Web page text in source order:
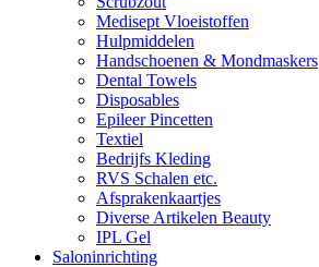
Medisept Vloeistoffen
Hulpmiddelen
Handschoenen & Mondmaskers
Dental Towels
Disposables
Epileer Pincetten
Textiel
Bedrijfs Kleding
RVS Schalen etc.
Afsprakenkaartjes
Diverse Artikelen Beauty
IPL Gel
Saloninrichting